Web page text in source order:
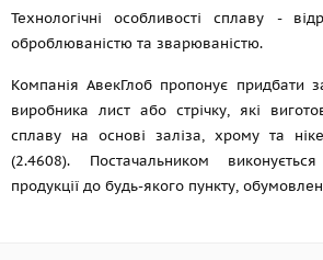
Технологічні особливості сплаву -
оброблюваністю та зварюваністю.
Компанія АвекГлоб пропонує придбати
виробника лист або стрічку, які
сплаву на основі заліза, хрому та
(2.4608). Постачальником
продукції до будь-якого пункту,